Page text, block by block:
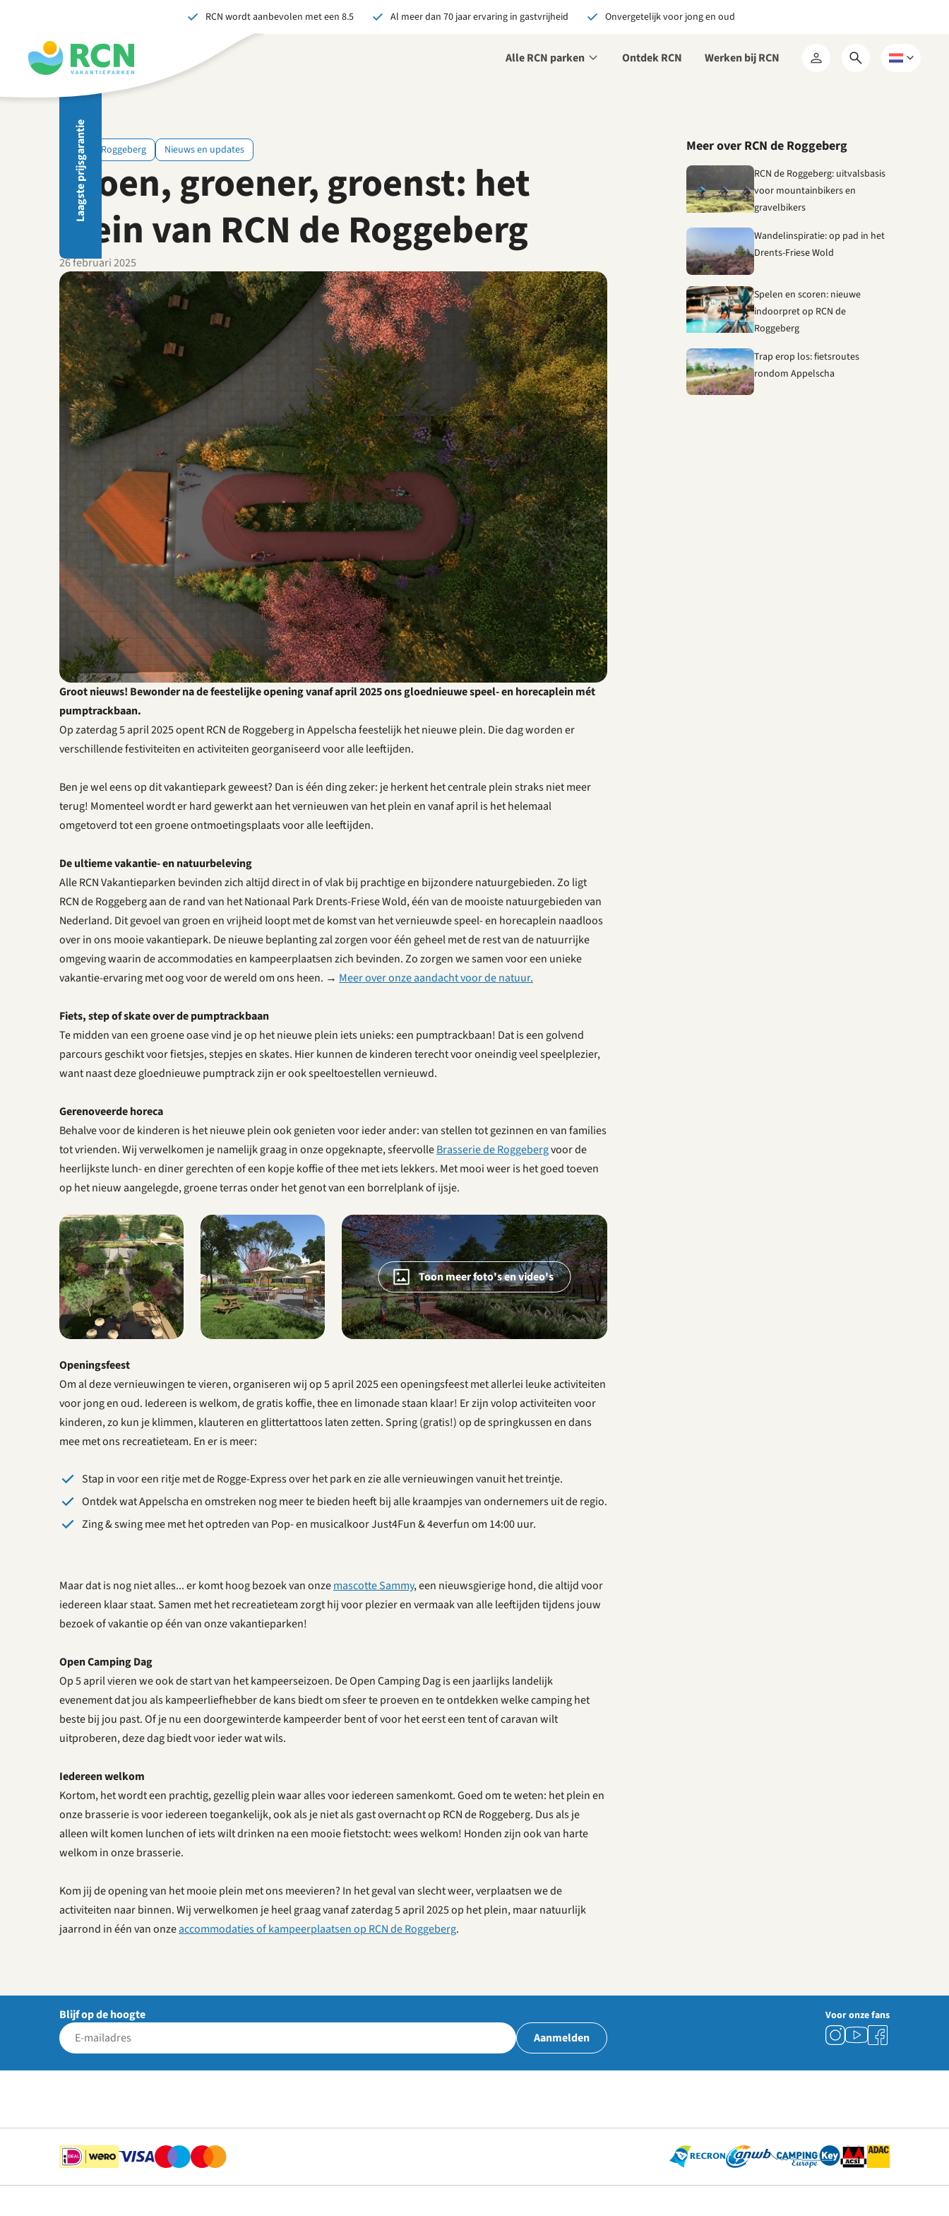
hoofdnavigatie
hoofdinhoud
voettekstinhoud
RCN wordt aanbevolen met een 8.5 Al meer dan 70 jaar ervaring in gastvrijheid Onvergetelijk voor jong en oud
Alle RCN parken Ontdek RCN Werken bij RCN
Mijn
Open
Kies
Laagste prijsgarantie
Persoonlijk contact
Bekijk alle voordelen
RCN de Roggeberg Nieuws en updates
Groen, groener, groenst: het
plein van RCN de Roggeberg
26 februari 2025
Groot nieuws! Bewonder na de feestelijke opening vanaf april 2025 ons gloednieuwe speel- en horecaplein mét
pumptrackbaan.
Op zaterdag 5 april 2025 opent RCN de Roggeberg in Appelscha feestelijk het nieuwe plein. Die dag worden er
verschillende festiviteiten en activiteiten georganiseerd voor alle leeftijden.
Ben je wel eens op dit vakantiepark geweest? Dan is één ding zeker: je herkent het centrale plein straks niet meer
terug! Momenteel wordt er hard gewerkt aan het vernieuwen van het plein en vanaf april is het helemaal
omgetoverd tot een groene ontmoetingsplaats voor alle leeftijden.
De ultieme vakantie- en natuurbeleving
Alle RCN Vakantieparken bevinden zich altijd direct in of vlak bij prachtige en bijzondere natuurgebieden. Zo ligt
RCN de Roggeberg aan de rand van het Nationaal Park Drents-Friese Wold, één van de mooiste natuurgebieden van
Nederland. Dit gevoel van groen en vrijheid loopt met de komst van het vernieuwde speel- en horecaplein naadloos
over in ons mooie vakantiepark. De nieuwe beplanting zal zorgen voor één geheel met de rest van de natuurrijke
omgeving waarin de accommodaties en kampeerplaatsen zich bevinden. Zo zorgen we samen voor een unieke
vakantie-ervaring met oog voor de wereld om ons heen. → Meer over onze aandacht voor de natuur.
Fiets, step of skate over de pumptrackbaan
Te midden van een groene oase vind je op het nieuwe plein iets unieks: een pumptrackbaan! Dat is een golvend
parcours geschikt voor fietsjes, stepjes en skates. Hier kunnen de kinderen terecht voor oneindig veel speelplezier,
want naast deze gloednieuwe pumptrack zijn er ook speeltoestellen vernieuwd.
Gerenoveerde horeca
Behalve voor de kinderen is het nieuwe plein ook genieten voor ieder ander: van stellen tot gezinnen en van families
tot vrienden. Wij verwelkomen je namelijk graag in onze opgeknapte, sfeervolleBrasserie de Roggebergvoor de
heerlijkste lunch- en diner gerechten of een kopje koffie of thee met iets lekkers. Met mooi weer is het goed toeven
op het nieuw aangelegde, groene terras onder het genot van een borrelplank of ijsje.
Toon meer foto's en video's
Openingsfeest
Om al deze vernieuwingen te vieren, organiseren wij op 5 april 2025 een openingsfeest met allerlei leuke activiteiten
voor jong en oud. Iedereen is welkom, de gratis koffie, thee en limonade staan klaar! Er zijn volop activiteiten voor
kinderen, zo kun je klimmen, klauteren en glittertattoos laten zetten. Spring (gratis!) op de springkussen en dans
mee met ons recreatieteam. En er is meer:
Stap in voor een ritje met de Rogge-Express over het park en zie alle vernieuwingen vanuit het treintje.
Ontdek wat Appelscha en omstreken nog meer te bieden heeft bij alle kraampjes van ondernemers uit de regio.
Zing & swing mee met het optreden van Pop- en musicalkoor Just4Fun & 4everfun om 14:00 uur.
Maar dat is nog niet alles... er komt hoog bezoek van onzemascotte Sammy, een nieuwsgierige hond, die altijd voor
iedereen klaar staat. Samen met het recreatieteam zorgt hij voor plezier en vermaak van alle leeftijden tijdens jouw
bezoek of vakantie op één van onze vakantieparken!
Open Camping Dag
Op 5 april vieren we ook de start van het kampeerseizoen. De Open Camping Dag is een jaarlijks landelijk
evenement dat jou als kampeerliefhebber de kans biedt om sfeer te proeven en te ontdekken welke camping het
beste bij jou past. Of je nu een doorgewinterde kampeerder bent of voor het eerst een tent of caravan wilt
uitproberen, deze dag biedt voor ieder wat wils.
Iedereen welkom
Kortom, het wordt een prachtig, gezellig plein waar alles voor iedereen samenkomt. Goed om te weten: het plein en
onze brasserie is voor iedereen toegankelijk, ook als je niet als gast overnacht op RCN de Roggeberg. Dus als je
alleen wilt komen lunchen of iets wilt drinken na een mooie fietstocht: wees welkom! Honden zijn ook van harte
welkom in onze brasserie.
Kom jij de opening van het mooie plein met ons meevieren? In het geval van slecht weer, verplaatsen we de
activiteiten naar binnen. Wij verwelkomen je heel graag vanaf zaterdag 5 april 2025 op het plein, maar natuurlijk
jaarrond in één van onzeaccommodaties of kampeerplaatsen op RCN de Roggeberg.
Meer over RCN de Roggeberg
RCN de Roggeberg: uitvalsbasis
voor mountainbikers en
gravelbikers
Wandelinspiratie: op pad in het
Drents-Friese Wold
Spelen en scoren: nieuwe
indoorpret op RCN de
Roggeberg
Trap erop los: fietsroutes
rondom Appelscha
Blijf op de hoogte
Aanmelden
Voor onze fans